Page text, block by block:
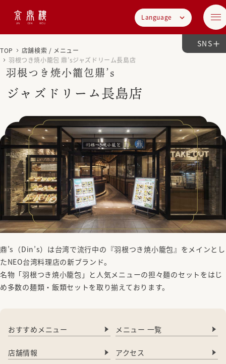
Language
SNS
TOP
店舗検索 / メニュー
羽根つき焼小籠包 鼎’sジャズドリーム長島店
羽根つき焼小籠包鼎’s
ジャズドリーム長島店
鼎’s（Din’s）は台湾で流行中の『羽根つき焼小籠包』をメインとし
たNEO台湾料理店の新ブランド。
名物「羽根つき焼小籠包」と人気メニューの担々麺のセットをはじ
め多数の麺類・飯類セットを取り揃えております。
おすすめメニュー メニュー 一覧
店舗情報 アクセス